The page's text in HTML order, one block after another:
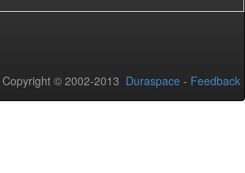
Copyright © 2002-2013 Duraspace - Feedback